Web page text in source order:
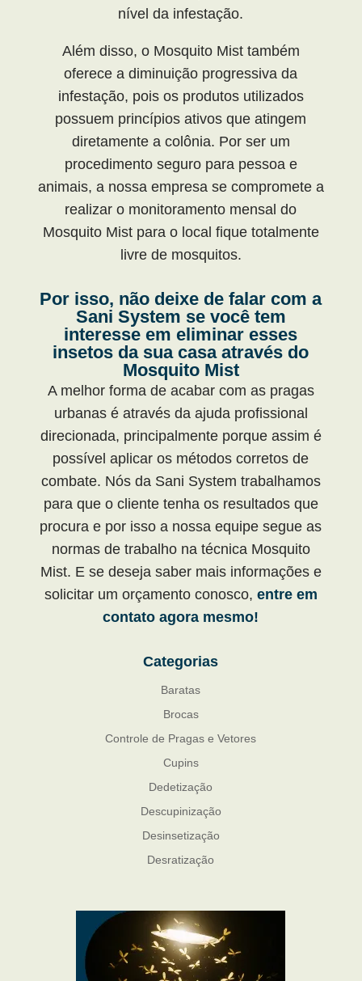
nível da infestação.
Além disso, o Mosquito Mist também
oferece a diminuição progressiva da
infestação, pois os produtos utilizados
possuem princípios ativos que atingem
diretamente a colônia. Por ser um
procedimento seguro para pessoa e
animais, a nossa empresa se compromete a
realizar o monitoramento mensal do
Mosquito Mist para o local fique totalmente
livre de mosquitos.
Por isso, não deixe de falar com a
Sani System se você tem
interesse em eliminar esses
insetos da sua casa através do
Mosquito Mist
A melhor forma de acabar com as pragas
urbanas é através da ajuda profissional
direcionada, principalmente porque assim é
possível aplicar os métodos corretos de
combate. Nós da Sani System trabalhamos
para que o cliente tenha os resultados que
procura e por isso a nossa equipe segue as
normas de trabalho na técnica Mosquito
Mist. E se deseja saber mais informações e
solicitar um orçamento conosco, entre em
contato agora mesmo!
Categorias
Baratas
Brocas
Controle de Pragas e Vetores
Cupins
Dedetização
Descupinização
Desinsetização
Desratização
Mosquito Mist
Mosquitos
Percevejo de Cama